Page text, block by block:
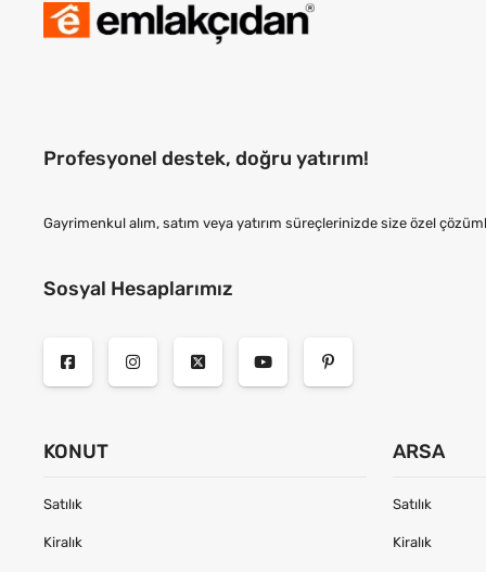
Profesyonel destek, doğru yatırım!
Gayrimenkul alım, satım veya yatırım süreçlerinizde size özel
Sosyal Hesaplarımız
KONUT
Satılık
Kiralık
ARSA
Satılık
Kiralık